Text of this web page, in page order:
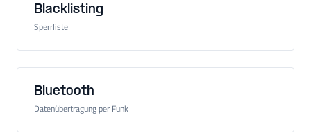
Blacklisting
Sperrliste
Bluetooth
Datenübertragung per Funk